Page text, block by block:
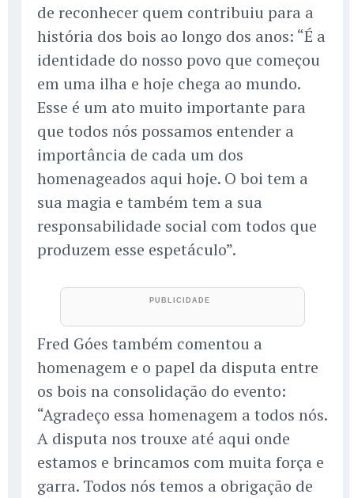
de reconhecer quem contribuiu para a
história dos bois ao longo dos anos: “É a
identidade do nosso povo que começou
em uma ilha e hoje chega ao mundo.
Esse é um ato muito importante para
que todos nós possamos entender a
importância de cada um dos
homenageados aqui hoje. O boi tem a
sua magia e também tem a sua
responsabilidade social com todos que
produzem esse espetáculo”.
Fred Góes também comentou a
homenagem e o papel da disputa entre
os bois na consolidação do evento:
“Agradeço essa homenagem a todos nós.
A disputa nos trouxe até aqui onde
estamos e brincamos com muita força e
garra. Todos nós temos a obrigação de